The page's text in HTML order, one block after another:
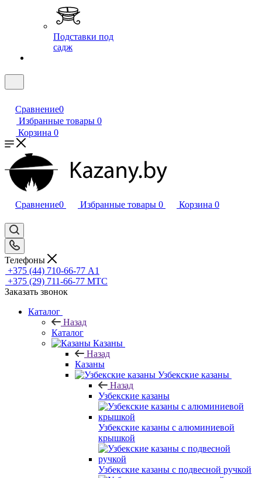
Подставки под
садж
Сравнение0
Избранные товары 0
Корзина 0
Сравнение0 Избранные товары 0 Корзина 0
Телефоны
+375 (44) 710-66-77 А1
+375 (29) 711-66-77 МТС
Заказать звонок
Каталог
Назад
Каталог
Казаны
Назад
Казаны
Узбекские казаны
Назад
Узбекские казаны
Узбекские казаны с алюминиевой
крышкой
Узбекские казаны с подвесной ручкой